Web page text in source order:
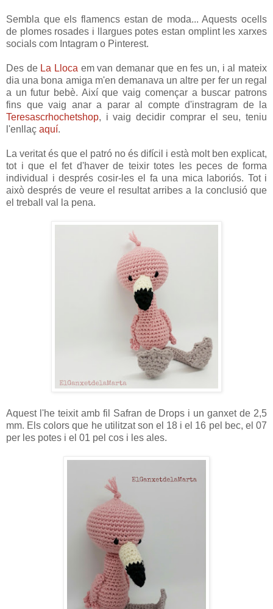
Sembla que els flamencs estan de moda... Aquests ocells
de plomes rosades i llargues potes estan omplint les xarxes
socials com Intagram o Pinterest.
Des de La Lloca em van demanar que en fes un, i al mateix
dia una bona amiga m'en demanava un altre per fer un regal
a un futur bebè. Així que vaig començar a buscar patrons
fins que vaig anar a parar al compte d'instragram de la
Teresascrhochetshop, i vaig decidir comprar el seu, teniu
l'enllaç aquí.
La veritat és que el patró no és difícil i està molt ben explicat,
tot i que el fet d'haver de teixir totes les peces de forma
individual i després cosir-les el fa una mica laboriós. Tot i
això després de veure el resultat arribes a la conclusió que
el treball val la pena.
Aquest l'he teixit amb fil Safran de Drops i un ganxet de 2,5
mm. Els colors que he utilitzat son el 18 i el 16 pel bec, el 07
per les potes i el 01 pel cos i les ales.